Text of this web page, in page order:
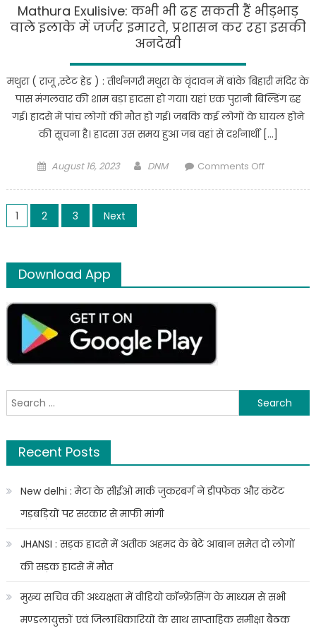
आदित्यनाथ
Mathura Exulisive: कभी भी ढह सकती हैं भीड़भाड़
वाले इलाके में जर्जर इमारते, प्रशासन कर रहा इसकी
अनदेखी
मथुरा ( राजू ,स्टेट हेड ) : तीर्थनगरी मथुरा के वृंदावन में बांके बिहारी मंदिर के
पास मंगलवार की शाम बड़ा हादसा हो गया। यहां एक पुरानी बिल्डिंग ढह
गई। हादसे में पांच लोगों की मौत हो गई। जबकि कई लोगों के घायल होने
की सूचना है। हादसा उस समय हुआ जब वहां से दर्शनार्थी […]
Posted
August 16, 2023 Author
DNM Comments Offon
प्रशासन
कर
Posts
1 2 3 Next
Download App
Search
for:
Recent Posts
New delhi : मेटा के सीईओ मार्क जुकरबर्ग ने डीपफेक और कंटेंट
गड़बड़ियों पर सरकार से माफी मांगी
JHANSI : सड़क हादसे में अतीक अहमद के बेटे आबान समेत दो लोगों
की सड़क हादसे में मौत
मुख्य सचिव की अध्यक्षता में वीडियो कॉन्फ्रेंसिंग के माध्यम से सभी
मण्डलायुक्तों एवं जिलाधिकारियों के साथ साप्ताहिक समीक्षा बैठक